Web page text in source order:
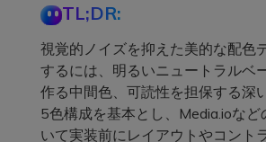
TL;DR:
視覚的ノイズを抑えた美的な配色
するには、明るいニュートラルベ
作る中間色、可読性を担保する深
5色構成を基本とし、Media.ioなど
いて実装前にレイアウトやコント